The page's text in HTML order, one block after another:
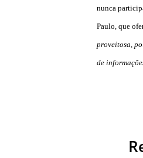
nunca
Paulo, que
proveitosa,
de